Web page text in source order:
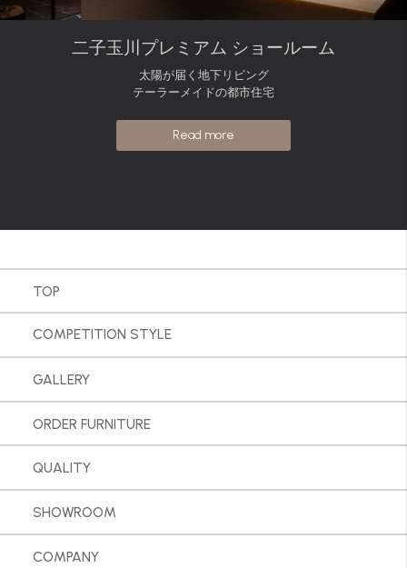
二子玉川プレミアム ショールーム
太陽が届く地下リビング
テーラーメイドの都市住宅
Read more
TOP
COMPETITION STYLE
GALLERY
ORDER FURNITURE
QUALITY
SHOWROOM
COMPANY